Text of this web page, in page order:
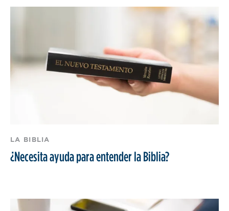
LA BIBLIA
¿Necesita ayuda para entender la Biblia?